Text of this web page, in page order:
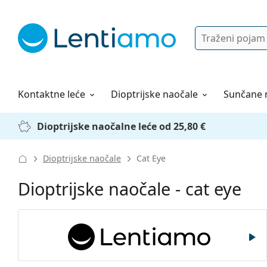
Pretraga
Kontaktne leće
Otopine za leće Dioptrijske naočale Sunčane
Sve o kupovini
Dioptrijske naočalne leće od 25,80 €
Dioptrijske naočale Cat Eye
Dioptrijske naočale - cat eye
Lentiamo